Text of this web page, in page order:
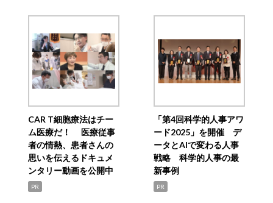
CAR T細胞療法はチー
ム医療だ！ 医療従事
者の情熱、患者さんの
思いを伝えるドキュメ
ンタリー動画を公開中
PR
「第4回科学的人事アワ
ード2025」を開催 デ
ータとAIで変わる人事
戦略 科学的人事の最
新事例
PR